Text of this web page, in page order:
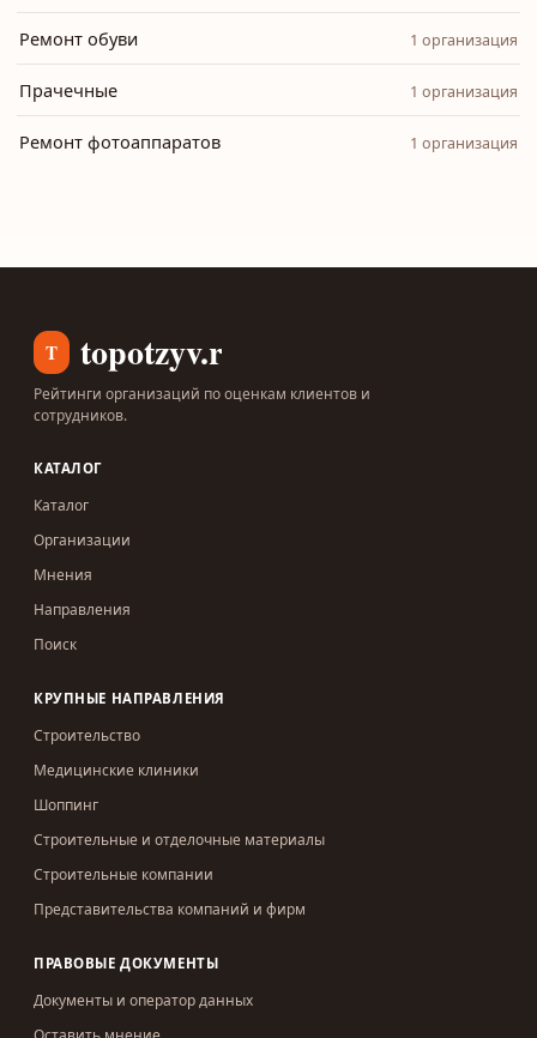
Ремонт обуви 1 организация
Прачечные 1 организация
Ремонт фотоаппаратов 1 организация
T topotzyv.ru
Рейтинги организаций по оценкам клиентов и
сотрудников.
КАТАЛОГ
Каталог
Организации
Мнения
Направления
Поиск
КРУПНЫЕ НАПРАВЛЕНИЯ
Строительство
Медицинские клиники
Шоппинг
Строительные и отделочные материалы
Строительные компании
Представительства компаний и фирм
ПРАВОВЫЕ ДОКУМЕНТЫ
Документы и оператор данных